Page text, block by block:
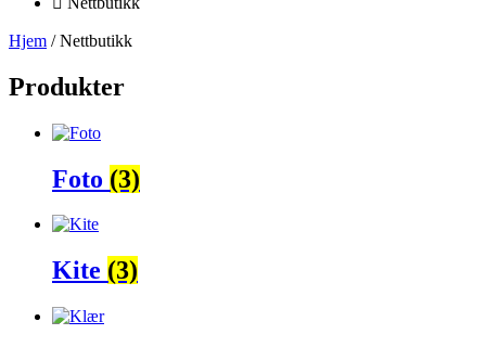
Hjem / Nettbutikk
Produkter
Foto (3)
Kite (3)